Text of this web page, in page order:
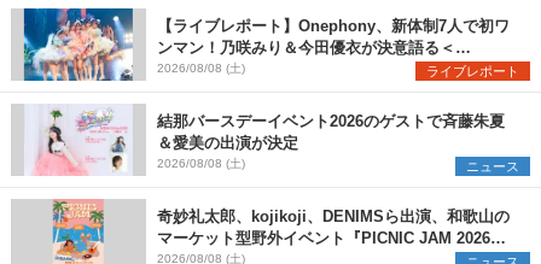
【ライブレポート】Onephony、新体制7人で初ワ
ンマン！乃咲みり＆今田優衣が決意語る＜
Onephony新体制1st Oneman Live はじまりの夏
＞
2026/08/08 (土) ライブレポート
結那バースデーイベント2026のゲストで斉藤朱夏
＆愛美の出演が決定
2026/08/08 (土) ニュース
奇妙礼太郎、kojikoji、DENIMSら出演、和歌山の
マーケット型野外イベント『PICNIC JAM 2026』
早割チケット発売開始
2026/08/08 (土)